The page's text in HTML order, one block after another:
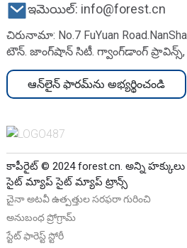
ఇమెయిల్: info@forest.cn
చిరునామా: No.7 FuYuan
టౌన్. జాంగ్‌షాన్ సిటీ. గ్వాంగ్‌డాంగ్
ఆన్‌లైన్ ఫారమ్‌ను అభ్యర్థించండి
కాపీరైట్ © 2024 forest.cn. అన్ని
సైట్ మ్యాప్ సైట్ మ్యాప్ ట్రాన్స్
చైనా అటవీ ఉత్పత్తుల సరఫరా గురించి
అనుబంధ ప్రోగ్రామ్
స్టేట్ ఫారెస్ట్ స్టోరీ